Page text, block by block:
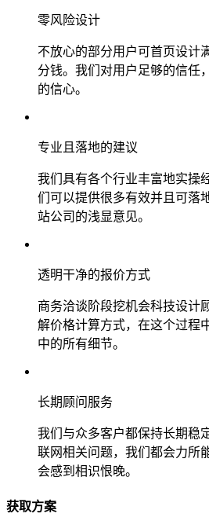
零风险设计
不放心的部分用户可首页设计
分钱。我们对用户足够的信任
的信心。
专业且落地的建议
我们具有各个行业丰富地实操
们可以提供很多有效并且可落
站公司的浅显意见。
透明干净的报价方式
商务洽谈阶段挖机会科技设计
解价格计算方式，在这个过程
中的所有细节。
长期顾问服务
我们与众多客户都保持长期稳
联网相关问题，我们都会力所
会感到相识恨晚。
获取方案